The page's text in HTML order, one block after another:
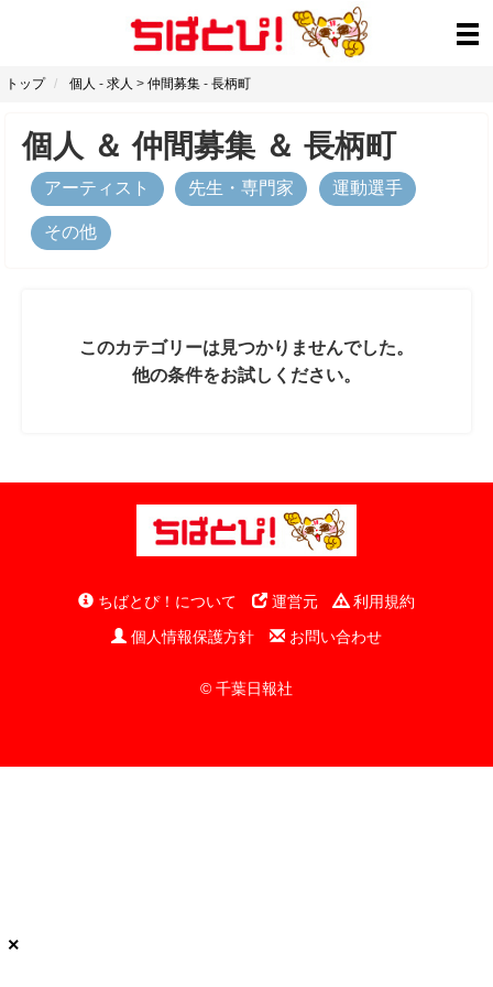
トップ 個人 - 求人 > 仲間募集 - 長柄町
個人 ＆仲間募集 ＆ 長柄町
アーティスト 先生・専門家 運動選手
その他
このカテゴリーは見つかりませんでした。
他の条件をお試しください。
ちばとぴ！について 運営元
利用規約
個人情報保護方針
お問い合わせ
© 千葉日報社
×